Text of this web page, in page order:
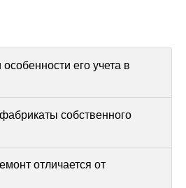
его учета в
собственного
отличается от